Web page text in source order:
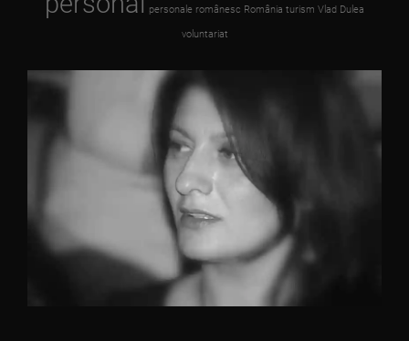
personale românesc România turism Vlad Dulea
voluntariat